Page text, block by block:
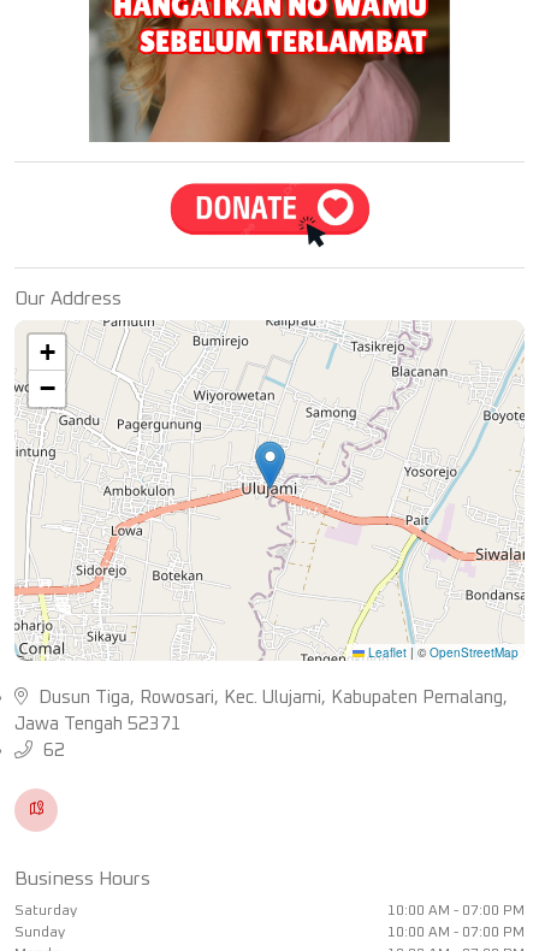
Our Address
+
−
Leaflet | ©OpenStreetMap
Dusun Tiga, Rowosari, Kec. Ulujami, Kabupaten Pemalang,
Jawa Tengah 52371
62
Business Hours
Saturday
10:00 AM - 07:00 PM
Sunday
10:00 AM - 07:00 PM